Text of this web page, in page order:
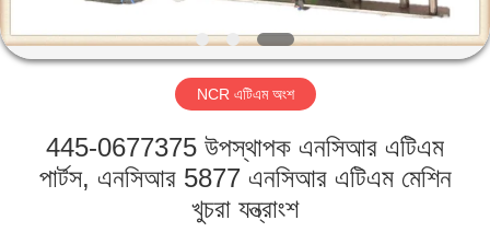
কারখানা
NCR এটিএম অংশ
445-0677375 উপস্থাপক এনসিআর এটিএম
পার্টস, এনসিআর 5877 এনসিআর এটিএম মেশিন
খুচরা যন্ত্রাংশ